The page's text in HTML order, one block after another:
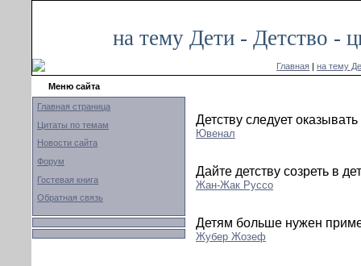
на тему Дети - Детство -
Главная | на тему
Меню сайта
Главная страница
Цитаты по темам
Новости сайта
Форум
Гостевая книга
Обратная связь
Детству следует
Ювенал
Дайте детству созреть в
Жан-Жак Руссо
Детям больше нужен
Жубер Жозеф